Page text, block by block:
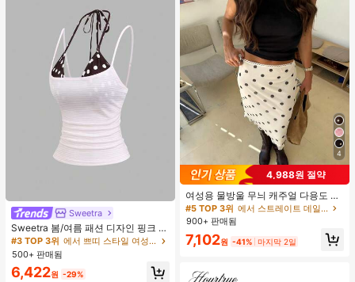
Sweetra
Sweetra 봄/여름 패션 디자인 핑크 스
트라이프 브라운 폴카 도트 스파게티
스트랩 2 In 1 스위트 걸리시 비치 로
맨틱 휴가 스타일 여성용 캐미 탱크 탑
#3 TOP 3위
에서 쁘띠 스타일 여성 상의, 블라우스 & 티
500+ 판매됨
6,422원 -29%
4
4,988원 절약
여성용 물방울 무늬 캐주얼 다용도 데
이트 & 외출 A라인 스커트 봄
#5 TOP 3위
에서 스트레이트 데일리 스커트
900+ 판매됨
7,102원 -41% 마지막 2일